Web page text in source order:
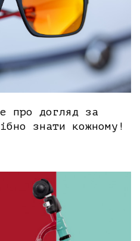
про догляд за
знати кожному!